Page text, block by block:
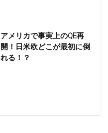
アメリカで事実上のQE再
開！日米欧どこが最初に倒
れる！？